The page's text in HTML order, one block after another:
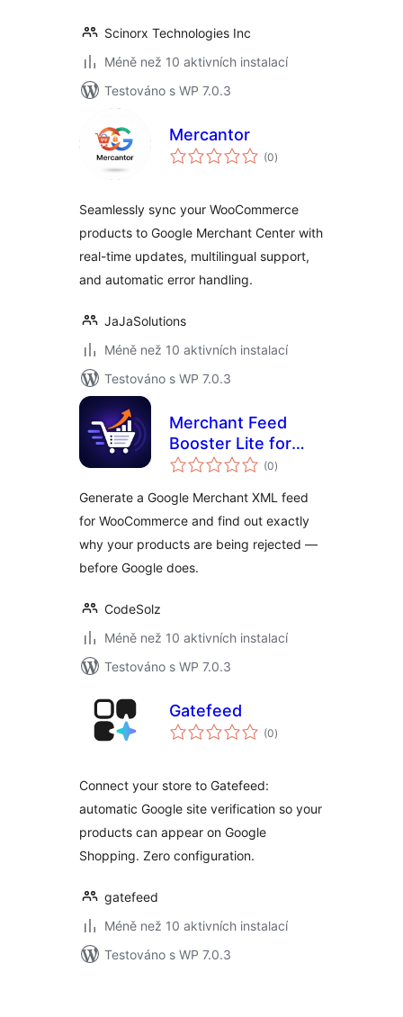
Scinorx Technologies Inc
Méně než 10 aktivních instalací
Testováno s WP 7.0.3
Mercantor
(0celkové
hodnocení
)
Seamlessly sync your WooCommerce
products to Google Merchant Center with
real-time updates, multilingual support,
and automatic error handling.
JaJaSolutions
Méně než 10 aktivních instalací
Testováno s WP 7.0.3
Merchant Feed
Booster Lite for
WooCommerce
(0celkové
hodnocení
)
Generate a Google Merchant XML feed
for WooCommerce and find out exactly
why your products are being rejected —
before Google does.
CodeSolz
Méně než 10 aktivních instalací
Testováno s WP 7.0.3
Gatefeed
(0celkové
hodnocení
)
Connect your store to Gatefeed:
automatic Google site verification so your
products can appear on Google
Shopping. Zero configuration.
gatefeed
Méně než 10 aktivních instalací
Testováno s WP 7.0.3